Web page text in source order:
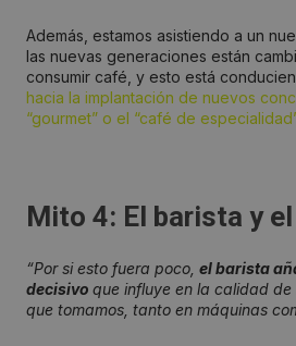
Además, estamos asistiendo a un
las nuevas generaciones están
consumir café, y esto está
hacia la implantación de nuevos
“gourmet” o el “café de
Mito 4: El barista y
“Por si esto fuera poco, el barista
decisivo que influye en la calidad
que tomamos, tanto en máquinas